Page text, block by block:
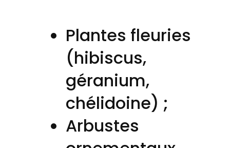
Plantes fleuries
(hibiscus,
géranium,
chélidoine) ;
Arbustes